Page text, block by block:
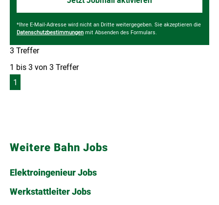
Weitere Bahn Jobs
Elektroingenieur Jobs
Werkstattleiter Jobs